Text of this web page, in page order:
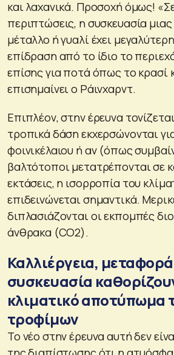
και λαχανικά. Προσοχή όμως!
περιπτώσεις, η συσκευασία
μέταλλο ή γυαλί έχει
επίδραση από το ίδιο το
επίσης για ποτά όπως το κρασί
επισημαίνει ο Ράινχαρντ.
Επιπλέον, στην έρευνα
τροπικά δάση εκχερσώνονται
φοινικέλαιου ή αν (όπως
βαλτότοποι μετατρέπονται σε
εκτάσεις, η ισορροπία του
επιδεινώνεται σημαντικά.
διπλασιάζονται οι εκπομπές
άνθρακα (CO2).
Καλλιέργεια,
συσκευασία
κλιματικό αποτύπωμα
τροφίμων
Το νέο στην έρευνα αυτή δεν